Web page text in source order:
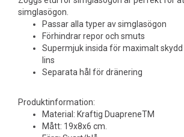
simglasögon.
Passar alla typer av simglasögon
Förhindrar repor och smuts
Supermjuk insida för maximalt
lins
Separata hål för dränering
Produktinformation:
Material: Kraftig DuapreneTM
Mått: 19x8x6 cm.